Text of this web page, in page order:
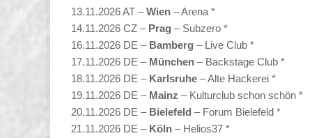
13.11.2026 AT –Wien – Arena *
14.11.2026 CZ – Prag – Subzero *
16.11.2026 DE – Bamberg – Live Club *
17.11.2026 DE – München – Backstage Club *
18.11.2026 DE – Karlsruhe – Alte Hackerei *
19.11.2026 DE – Mainz – Kulturclub schon schön *
20.11.2026 DE – Bielefeld – Forum Bielefeld *
21.11.2026 DE – Köln – Helios37 *